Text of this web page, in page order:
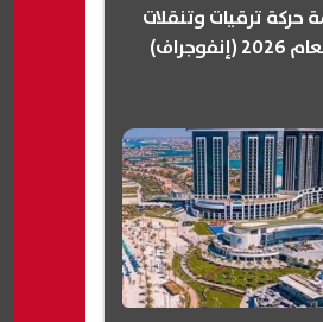
حركة ترقيات وتنقلات